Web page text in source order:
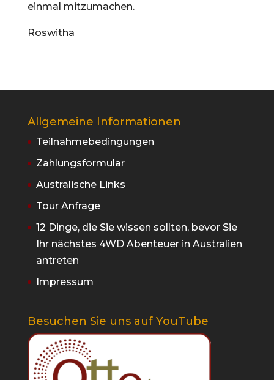
einmal mitzumachen.
Roswitha
Allgemeine Informationen
Teilnahmebedingungen
Zahlungsformular
Australische Links
Tour Anfrage
12 Dinge, die Sie wissen sollten, bevor Sie
Ihr nächstes 4WD Abenteuer in Australien
antreten
Impressum
Besuchen Sie uns auf YouTube